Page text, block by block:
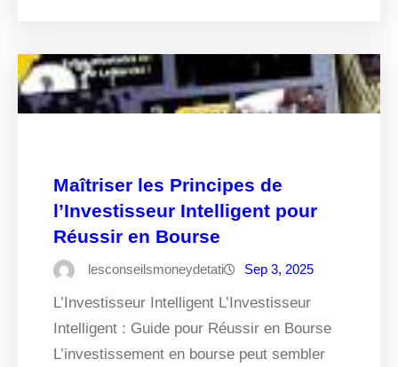
Maîtriser les Principes de
l’Investisseur Intelligent pour
Réussir en Bourse
lesconseilsmoneydetati Sep 3, 2025
L’Investisseur Intelligent L’Investisseur
Intelligent : Guide pour Réussir en Bourse
L’investissement en bourse peut sembler